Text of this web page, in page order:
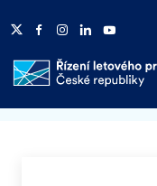
TwitterFacebook
Facebook
Linkedin